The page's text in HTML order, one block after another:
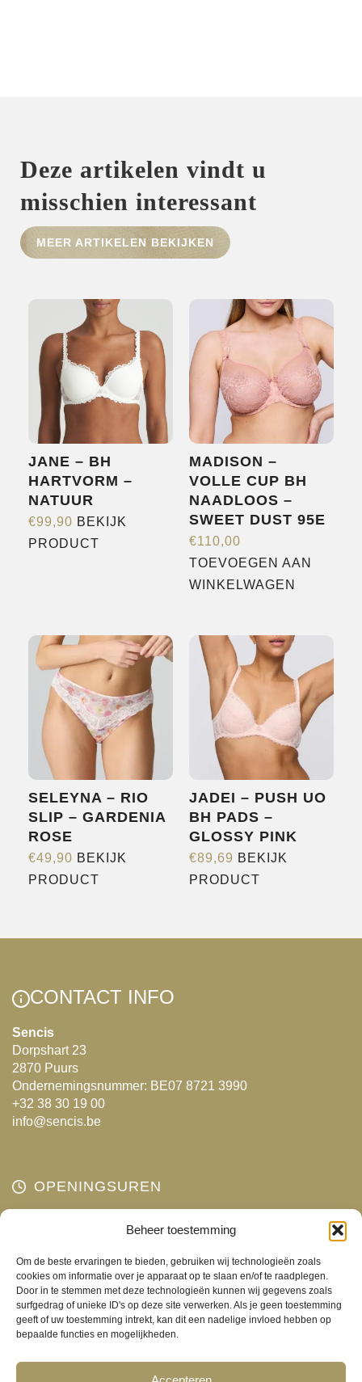
Beheer toestemming
Om de beste ervaringen te bieden, gebruiken wij technologieën zoals
cookies om informatie over je apparaat op te slaan en/of te raadplegen.
Door in te stemmen met deze technologieën kunnen wij gegevens zoals
surfgedrag of unieke ID's op deze site verwerken. Als je geen toestemming
geeft of uw toestemming intrekt, kan dit een nadelige invloed hebben op
bepaalde functies en mogelijkheden.
OVER ONS
MERKEN
NIEUWS
CONTACT
Deze artikelen vindt u
misschien interessant
MEER ARTIKELEN BEKIJKEN
JANE – BH
HARTVORM –
NATUUR
€99,90 BEKIJK
PRODUCT
Deze
optie
kan
gekozen
worden
op
de
productpagina
MADISON –
VOLLE CUP BH
NAADLOOS –
SWEET DUST 95E
€110,00
TOEVOEGEN AAN
WINKELWAGEN
SELEYNA – RIO
SLIP – GARDENIA
ROSE
€49,90 BEKIJK
PRODUCT
meerdere
Deze
optie
op
de
JADEI – PUSH UO
BH PADS –
GLOSSY PINK
€89,69 BEKIJK
PRODUCT
meerdere
CONTACT INFO
Sencis
Dorpshart 23
2870 Puurs
Ondernemingsnummer: BE07 8721 3990
+32 38 30 19 00
info@sencis.be
OPENINGSUREN
Gesloten
Woensdag
10:00 - 18:00
Donderdag
10:00 - 18:00
Vrijdag
10:00 - 18:00
Zaterdag
10:00 - 17:00
Zondag
Gesloten